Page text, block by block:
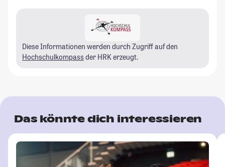
Diese Informationen werden durch Zugriff auf den
Hochschulkompass der HRK erzeugt.
Das könnte dich interessieren